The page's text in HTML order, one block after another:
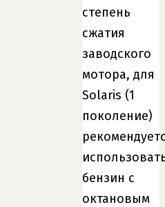
степень
сжатия
заводского
мотора, для
Solaris (1
поколение)
бензин с
октановым